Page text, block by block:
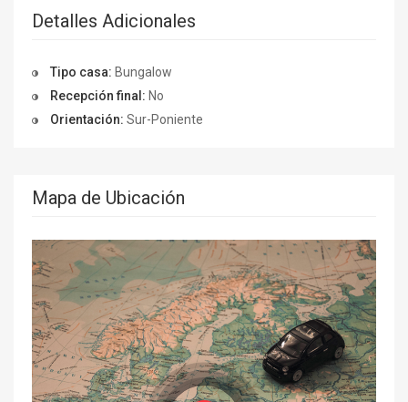
Detalles Adicionales
Tipo casa: Bungalow
Recepción final: No
Orientación: Sur-Poniente
Mapa de Ubicación